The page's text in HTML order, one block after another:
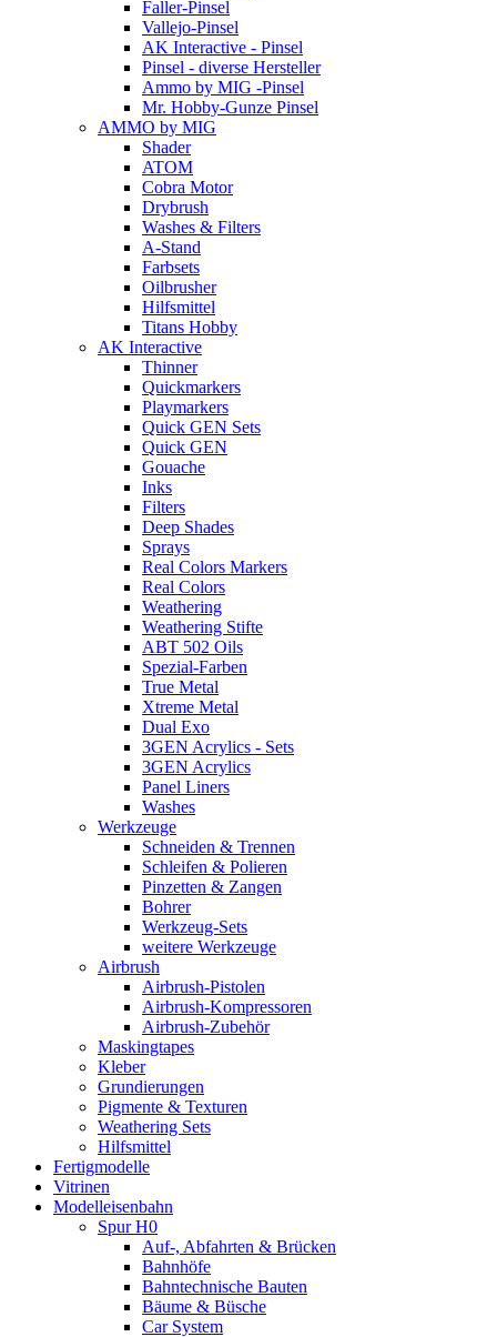
Faller-Pinsel
Vallejo-Pinsel
AK Interactive - Pinsel
Pinsel - diverse Hersteller
Ammo by MIG -Pinsel
Mr. Hobby-Gunze Pinsel
AMMO by MIG
Shader
ATOM
Cobra Motor
Drybrush
Washes & Filters
A-Stand
Farbsets
Oilbrusher
Hilfsmittel
Titans Hobby
AK Interactive
Thinner
Quickmarkers
Playmarkers
Quick GEN Sets
Quick GEN
Gouache
Inks
Filters
Deep Shades
Sprays
Real Colors Markers
Real Colors
Weathering
Weathering Stifte
ABT 502 Oils
Spezial-Farben
True Metal
Xtreme Metal
Dual Exo
3GEN Acrylics - Sets
3GEN Acrylics
Panel Liners
Washes
Werkzeuge
Schneiden & Trennen
Schleifen & Polieren
Pinzetten & Zangen
Bohrer
Werkzeug-Sets
weitere Werkzeuge
Airbrush
Airbrush-Pistolen
Airbrush-Kompressoren
Airbrush-Zubehör
Maskingtapes
Kleber
Grundierungen
Pigmente & Texturen
Weathering Sets
Hilfsmittel
Fertigmodelle
Vitrinen
Modelleisenbahn
Spur H0
Auf-, Abfahrten & Brücken
Bahnhöfe
Bahntechnische Bauten
Bäume & Büsche
Car System